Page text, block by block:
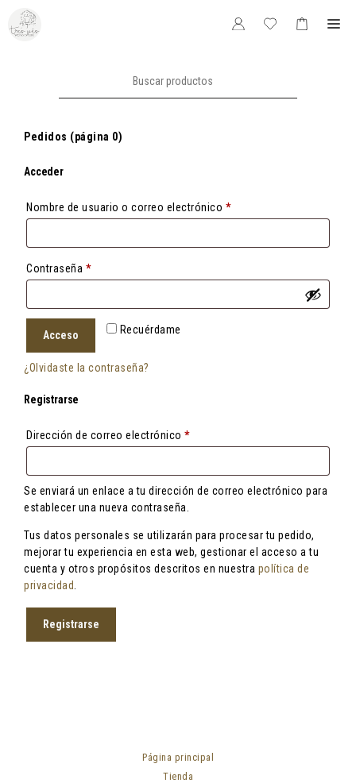
Saltar
contenido
Pedidos (página 0)
Acceder
Nombre de usuario o correo electrónico *Obligatorio
Contraseña *Obligatorio
Recuérdame
Acceso
¿Olvidaste la contraseña?
Registrarse
Dirección de correo electrónico *Obligatorio
Se enviará un enlace a tu dirección de correo electrónico para
establecer una nueva contraseña.
Tus datos personales se utilizarán para procesar tu pedido,
mejorar tu experiencia en esta web, gestionar el acceso a tu
cuenta y otros propósitos descritos en nuestra política de
privacidad
Registrarse
Página principal
Tienda